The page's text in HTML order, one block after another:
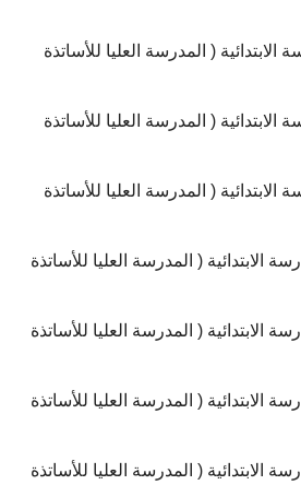
الابتدائية ( المدرسة العليا للأساتذة
الابتدائية ( المدرسة العليا للأساتذة
الابتدائية ( المدرسة العليا للأساتذة
الابتدائية ( المدرسة العليا للأساتذة
الابتدائية ( المدرسة العليا للأساتذة
الابتدائية ( المدرسة العليا للأساتذة
الابتدائية ( المدرسة العليا للأساتذة